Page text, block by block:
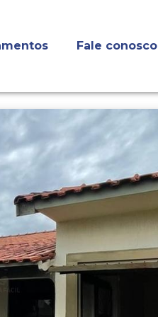
Fale conosco